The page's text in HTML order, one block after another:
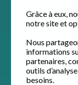
Grâce à eux,
notre site et
Nous
informations
partenaires,
outils
besoins.